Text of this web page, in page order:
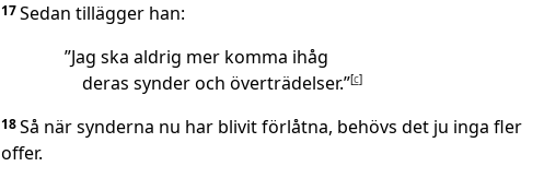
17Sedan tillägger han:
”Jag ska aldrig mer komma ihåg
deras synder och överträdelser.”[c]
18Så när synderna nu har blivit förlåtna, behövs det ju inga fler
offer.